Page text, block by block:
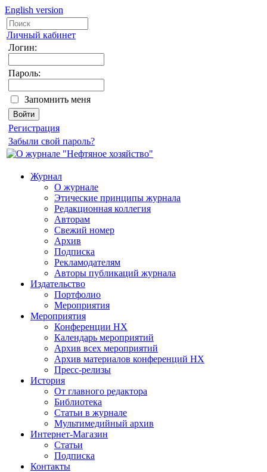
English version
Личный кабинет
Логин:
Пароль:
Запомнить меня
Регистрация
Забыли свой пароль?
Журнал
О журнале
Этические принципы журнала
Редакционная коллегия
Авторам
Свежий номер
Архив
Подписка
Рекламодателям
Авторы публикаций журнала
Издательство
Портфолио
Мероприятия
Мероприятия
Конференции НХ
Календарь мероприятий
Архив всех мероприятий
Архив материалов конференций НХ
Пресс-релизы
История
От главного редактора
Библиотека
Статьи в журнале
Мультимедийный архив
Интернет-Магазин
Статьи
Подписка
Контакты